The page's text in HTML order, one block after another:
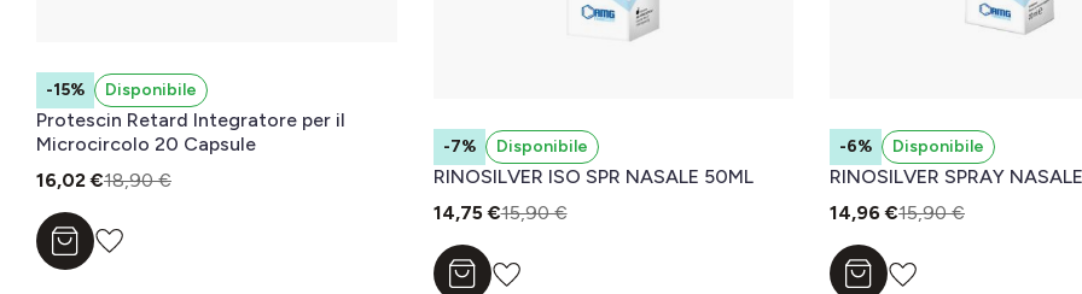
-15% Disponibile
Protescin Retard Integratore per il
Microcircolo 20 Capsule
16,02 €18,90 €
Aggiungi al carrello
-7% Disponibile
RINOSILVER ISO SPR NASALE 50ML
14,75 €15,90 €
Aggiungi al carrello
-6% Disponibile
RINOSILVER SPRAY
14,96 €15,90 €
Aggiungi al carrello